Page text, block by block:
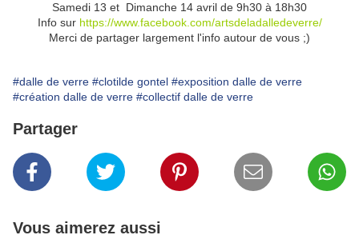
Samedi 13 et Dimanche 14 avril de 9h30 à 18h30
Info sur https://www.facebook.com/artsdeladalledeverre/
Merci de partager largement l'info autour de vous ;)
#dalle de verre #clotilde gontel #exposition dalle de verre
#création dalle de verre #collectif dalle de verre
Partager
Vous aimerez aussi